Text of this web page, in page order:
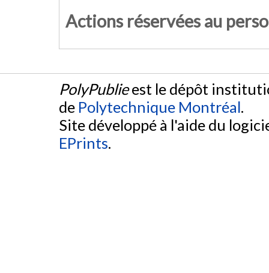
Actions réservées au
PolyPublieest le dépôt
de Polytechnique Montréal.
Site développé à l'aide du
EPrints.